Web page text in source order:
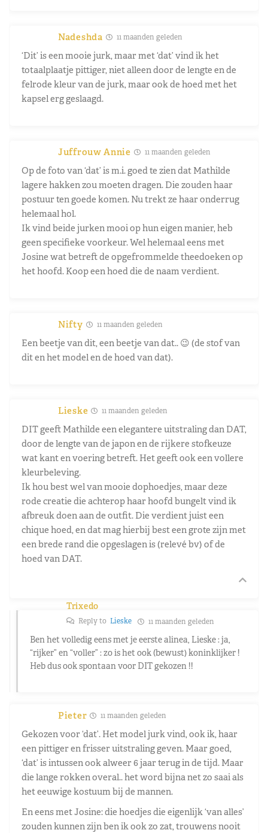
Nadeshda 11 maanden geleden
‘Dit’ is een mooie jurk, maar met ‘dat’ vind ik het
totaalplaatje pittiger, niet alleen door de lengte en de
felrode kleur van de jurk, maar ook de hoed met het
kapsel erg geslaagd.
Juffrouw Annie 11 maanden geleden
Op de foto van ‘dat’ is m.i. goed te zien dat Mathilde
lagere hakken zou moeten dragen. Die zouden haar
postuur ten goede komen. Nu trekt ze haar onderrug
helemaal hol.
Ik vind beide jurken mooi op hun eigen manier, heb
geen specifieke voorkeur. Wel helemaal eens met
Josine wat betreft de opgefrommelde theedoeken op
het hoofd. Koop een hoed die de naam verdient.
Nifty 11 maanden geleden
Een beetje van dit, een beetje van dat.. 😉 (de stof van
dit en het model en de hoed van dat).
Lieske 11 maanden geleden
DIT geeft Mathilde een elegantere uitstraling dan DAT,
door de lengte van de japon en de rijkere stofkeuze
wat kant en voering betreft. Het geeft ook een vollere
kleurbeleving.
Ik hou best wel van mooie dophoedjes, maar deze
rode creatie die achterop haar hoofd bungelt vind ik
afbreuk doen aan de outfit. Die verdient juist een
chique hoed, en dat mag hierbij best een grote zijn met
een brede rand die opgeslagen is (relevé bv) of de
hoed van DAT.
Trixedo
Reply to Lieske 11 maanden geleden
Ben het volledig eens met je eerste alinea, Lieske : ja,
“rijker” en “voller” : zo is het ook (bewust) koninklijker !
Heb dus ook spontaan voor DIT gekozen !!
Pieter 11 maanden geleden
Gekozen voor ‘dat’. Het model jurk vind, ook ik, haar
een pittiger en frisser uitstraling geven. Maar goed,
‘dat’ is intussen ook alweer 6 jaar terug in de tijd. Maar
die lange rokken overal.. het word bijna net zo saai als
het eeuwige kostuum bij de mannen.
En eens met Josine: die hoedjes die eigenlijk ‘van alles’
zouden kunnen zijn ben ik ook zo zat, trouwens nooit